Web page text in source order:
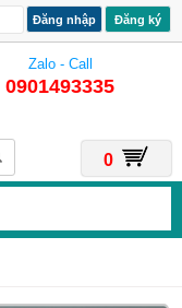
Đăng ký
Zalo - Call
0901493335
0